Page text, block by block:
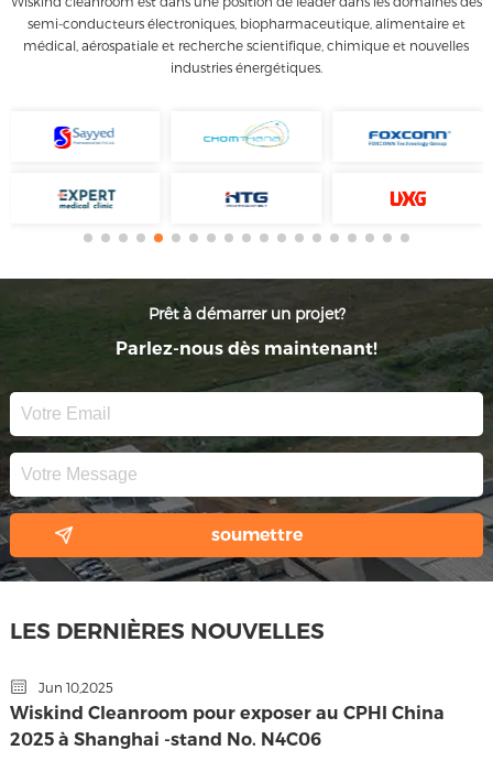
semi-conducteurs électroniques, biopharmaceutique, alimentaire et
médical, aérospatiale et recherche scientifique, chimique et nouvelles
industries énergétiques.
Prêt à démarrer un projet?
Parlez-nous dès maintenant!
LES DERNIÈRES NOUVELLES
Jun 10,2025
Wiskind Cleanroom pour exposer au CPHI China
2025 à Shanghai -stand No. N4C06